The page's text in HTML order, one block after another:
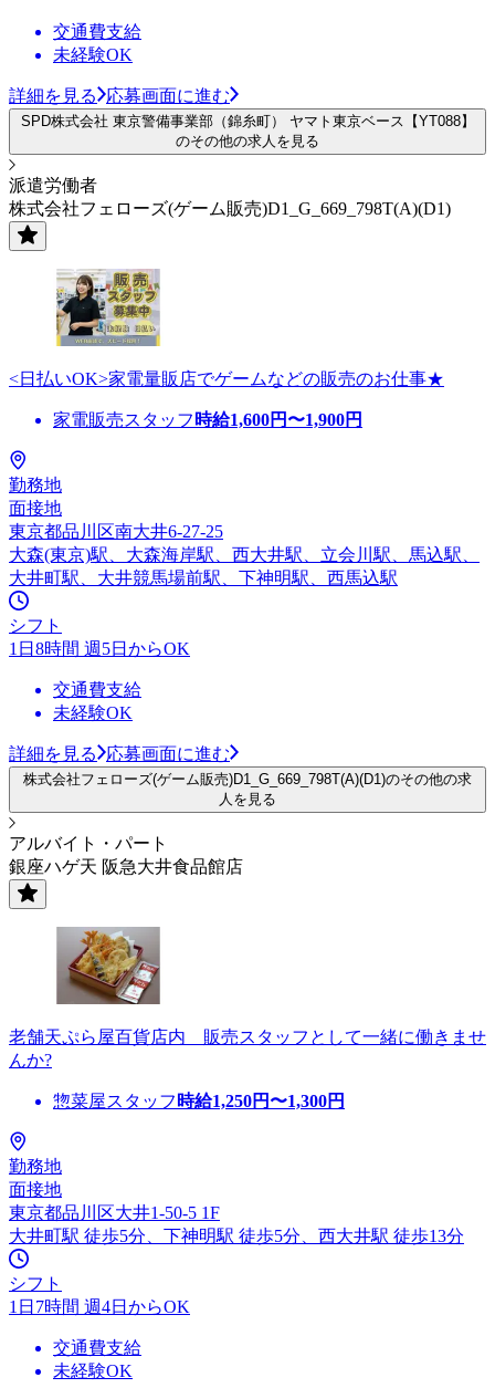
交通費支給
未経験OK
詳細を見る 応募画面に進む
SPD株式会社 東京警備事業部（錦糸町） ヤマト東京ベース【YT088】
のその他の求人を見る
派遣労働者
株式会社フェローズ(ゲーム販売)D1_G_669_798T(A)(D1)
<日払いOK>家電量販店でゲームなどの販売のお仕事★
家電販売スタッフ 時給1,600円〜1,900円
勤務地
面接地
東京都品川区南大井6-27-25
大森(東京)駅、大森海岸駅、西大井駅、立会川駅、馬込駅、
大井町駅、大井競馬場前駅、下神明駅、西馬込駅
シフト
1日8時間 週5日からOK
交通費支給
未経験OK
詳細を見る 応募画面に進む
株式会社フェローズ(ゲーム販売)D1_G_669_798T(A)(D1)のその他の求
人を見る
アルバイト・パート
銀座ハゲ天 阪急大井食品館店
老舗天ぷら屋百貨店内 販売スタッフとして一緒に働きませ
んか?
惣菜屋スタッフ 時給1,250円〜1,300円
勤務地
面接地
東京都品川区大井1-50-5 1F
大井町駅 徒歩5分、下神明駅 徒歩5分、西大井駅 徒歩13分
シフト
1日7時間 週4日からOK
交通費支給
未経験OK